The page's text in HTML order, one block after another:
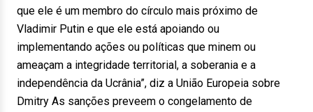
que ele é um membro do círculo mais próximo de
Vladimir Putin e que ele está apoiando ou
implementando ações ou políticas que minem ou
ameaçam a integridade territorial, a soberania e a
independência da Ucrânia”, diz a União Europeia sobre
Dmitry As sanções preveem o congelamento de